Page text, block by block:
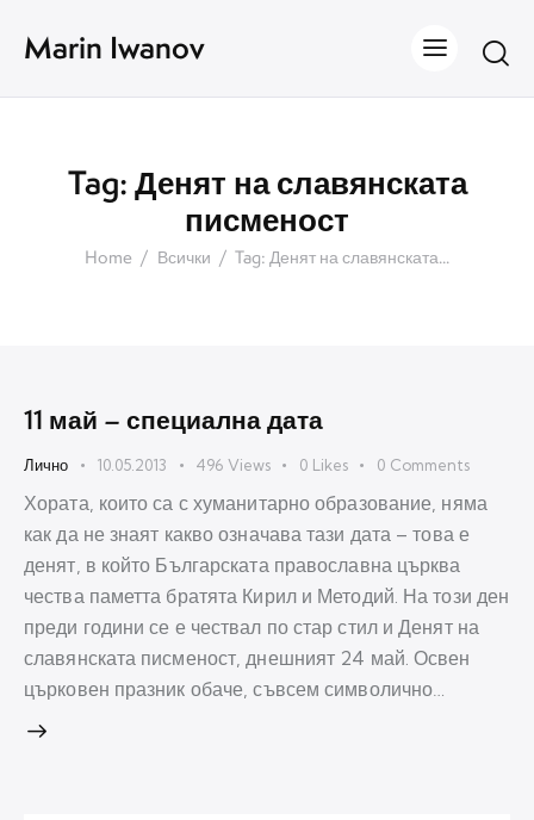
Marin Iwanov
Tag: Денят на славянската
писменост
Home Всички Tag: Денят на славянската...
11 май – специална дата
Лично 10.05.2013 496 Views 0 Likes 0 Comments
Хората, които са с хуманитарно образование, няма
как да не знаят какво означава тази дата – това е
денят, в който Българската православна църква
чества паметта братята Кирил и Методий. На този ден
преди години се е чествал по стар стил и Денят на
славянската писменост, днешният 24 май. Освен
църковен празник обаче, съвсем символично…